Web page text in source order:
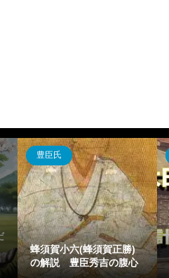
豊臣氏
蜂須賀小六(蜂須賀正勝)
の解説 豊臣秀吉の腹心